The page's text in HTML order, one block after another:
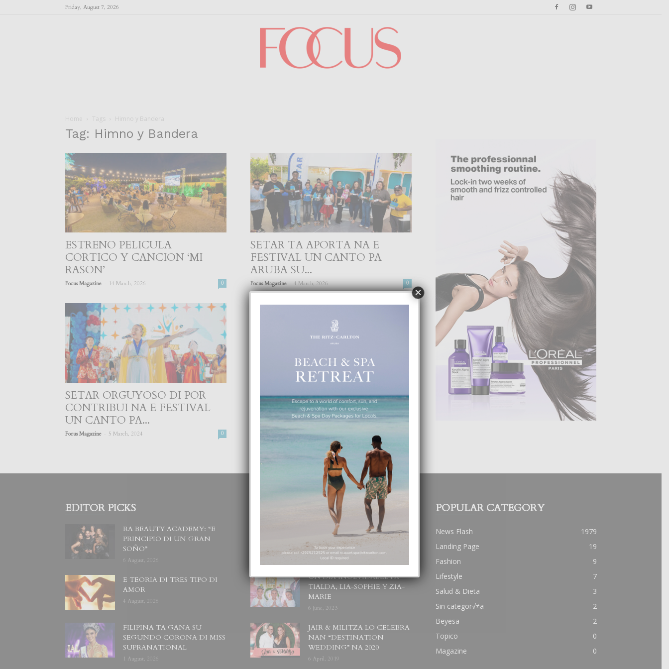
Friday, August 7, 2026
Home Tags Himno y Bandera
Tag: Himno y Bandera
ESTRENO PELICULA
CORTICO Y CANCION ‘MI
RASON’
Focus Magazine 14 March, 2026 0
SETAR TA APORTA NA E
FESTIVAL UN CANTO PA
ARUBA SU...
Focus Magazine - 4 March, 2026 0
SETAR ORGUYOSO DI POR
CONTRIBUI NA E FESTIVAL
UN CANTO PA...
Focus Magazine 5 March, 2024 0
EDITOR PICKS
RA BEAUTY ACADEMY: “E
PRINCIPIO DI UN GRAN
SOÑO”
6 August, 2026
E TEORIA DI TRES TIPO DI
AMOR
4 August, 2026
FILIPINA TA GANA SU
SEGUNDO CORONA DI MISS
SUPRANATIONAL
1 August, 2026
POPULAR POSTS
BODA MANSUR
3 December, 2019
UN DIA INOLVIDABEL PA
TIALDA, LIA-SOPHIE Y ZIA-
MARIE
6 June, 2023
JAIR & MILITZA LO CELEBRA
NAN “DESTINATION
WEDDING” NA 2020
6 April, 2019
POPULAR CATEGORY
News Flash
1979
Landing Page
19
Fashion
9
Lifestyle
7
Salud & Dieta
3
Sin categor√≠a
2
Beyesa
2
Topico
0
Magazine
0
×